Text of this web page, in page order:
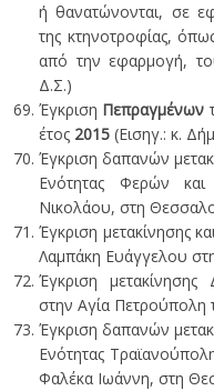
ή θανατώνονται, σε
της κτηνοτροφίας,
από την εφαρμογή,
Δ.Σ.)
Έγκριση Πεπραγμένων
έτος 2015 (Εισηγ.: κ.
Έγκριση δαπανών
Ενότητας Φερών
Νικολάου, στη
Έγκριση μετακίνησης
Λαμπάκη Ευάγγελου
Έγκριση
στην Αγία Πετρούπολη
Έγκριση δαπανών
Ενότητας
Φαλέκα Ιωάννη, στη